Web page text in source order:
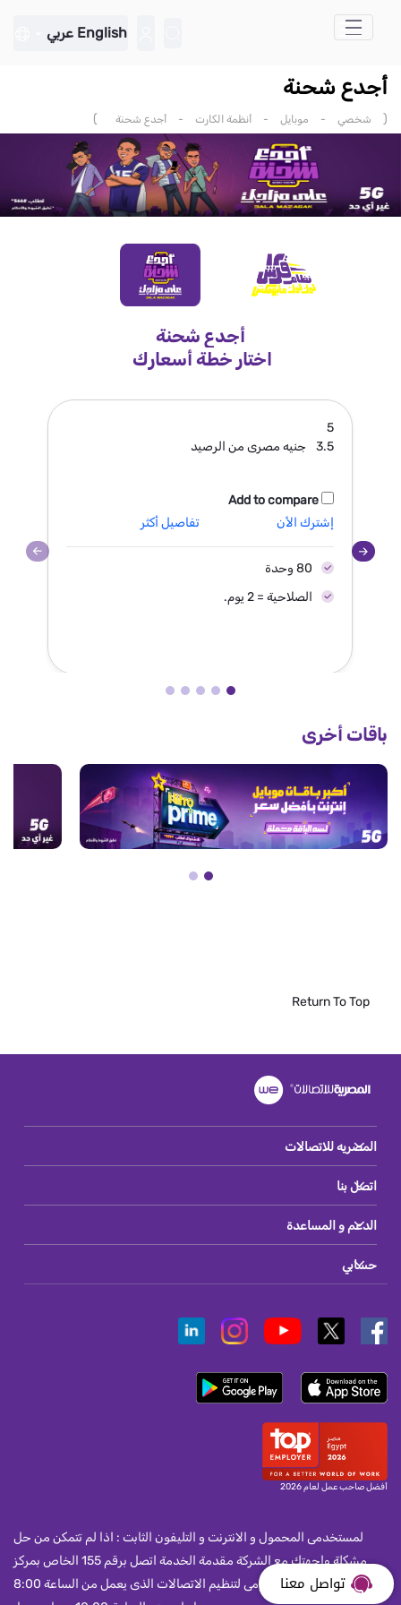
تخطي إلى المحتوى الرئيسي
English عربي
أجدع شحنة
( شخصي - موبايل - أنظمة الكارت - أجدع شحنة )
أجدع شحنة
اختار خطة أسعارك
5
3.5
جنيه مصرى من الرصيد
Add to compare
إشترك الأن
تفاصيل أكثر
80 وحدة
الصلاحية = 2 يوم.
باقات أخرى
Return To Top
المصريه للاتصالات
اتصل بنا
الدعم و المساعدة
حسابي
أفضل صاحب عمل لعام 2026
لمستخدمى المحمول و الانترنت و التليفون الثابت : اذا لم تتمكن من حل
مشكلة واجهتك مع الشركة مقدمة الخدمة اتصل برقم 155 الخاص بمركز
خدمة العملاء بالجهاز القومى لتنظيم الاتصالات الذى يعمل من الساعة 8:00
تواصل معنا